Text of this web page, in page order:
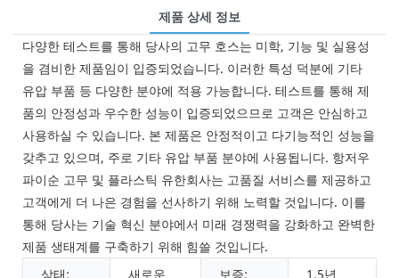
제품 상세 정보
다양한 테스트를 통해 당사의 고무 호스는 미학, 기능 및 실용성
을 겸비한 제품임이 입증되었습니다. 이러한 특성 덕분에 기타
유압 부품 등 다양한 분야에 적용 가능합니다. 테스트를 통해 제
품의 안정성과 우수한 성능이 입증되었으므로 고객은 안심하고
사용하실 수 있습니다. 본 제품은 안정적이고 다기능적인 성능을
갖추고 있으며, 주로 기타 유압 부품 분야에 사용됩니다. 항저우
파이순 고무 및 플라스틱 유한회사는 고품질 서비스를 제공하고
고객에게 더 나은 경험을 선사하기 위해 노력할 것입니다. 이를
통해 당사는 기술 혁신 분야에서 미래 경쟁력을 강화하고 완벽한
제품 생태계를 구축하기 위해 힘쓸 것입니다.
상태:
새로운 보증: 1.5년